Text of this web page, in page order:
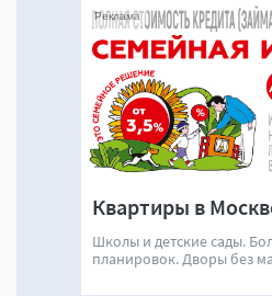
Квартиры в
Школы и детские сады.
планировок. Дворы без
Реклама